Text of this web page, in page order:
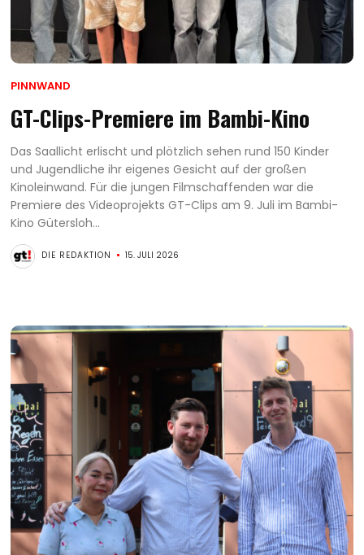
PINNWAND
GT-Clips-Premiere im Bambi-Kino
Das Saallicht erlischt und plötzlich sehen rund 150 Kinder
und Jugendliche ihr eigenes Gesicht auf der großen
Kinoleinwand. Für die jungen Filmschaffenden war die
Premiere des Videoprojekts GT-Clips am 9. Juli im Bambi-
Kino Gütersloh...
DIE REDAKTION 15. JULI 2026